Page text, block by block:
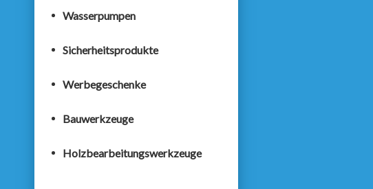
Wasserpumpen
Sicherheitsprodukte
Werbegeschenke
Bauwerkzeuge
Holzbearbeitungswerkzeuge